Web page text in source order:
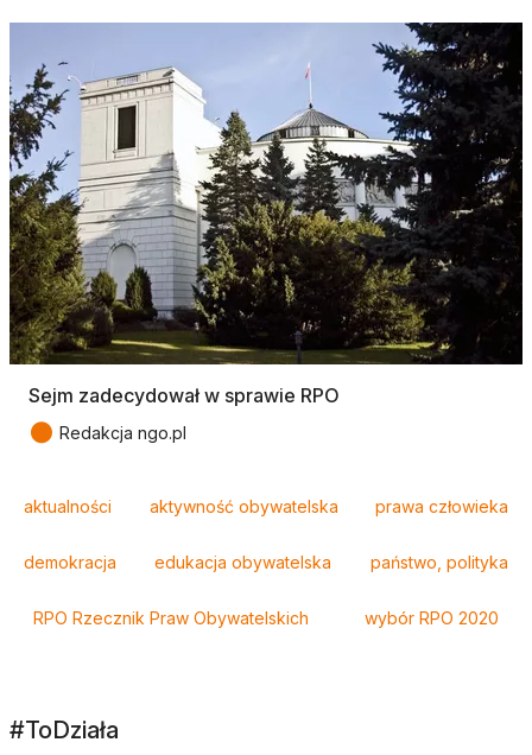
Sejm zadecydował w sprawie RPO
● Redakcja ngo.pl
aktualności aktywność obywatelska prawa człowieka
demokracja edukacja obywatelska państwo, polityka
RPO Rzecznik Praw Obywatelskich wybór RPO 2020
#ToDziała